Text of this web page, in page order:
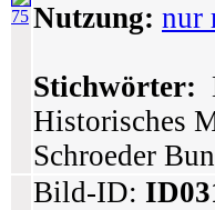
75 Nutzung: nur
Stichwörter:
Historisches
Schroeder
Bild-ID: